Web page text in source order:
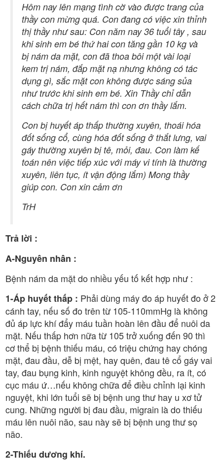
Hôm nay lên mạng tình cờ vào được trang của
thầy con mừng quá. Con đang có việc xin thỉnh
thị thầy như sau: Con năm nay 36 tuổi tây , sau
khi sinh em bé thứ hai con tăng gần 10 kg và
bị nám da mặt, con đã thoa bôi một vài loại
kem trị nám, đắp mặt nạ nhưng không có tác
dụng gì, sắc mặt con không được sáng sủa
như trước khi sinh em bé. Xin Thầy chỉ dẫn
cách chữa trị hết nám thì con ơn thầy lắm.
Con bị huyết áp thấp thường xuyên, thoái hóa
đốt sống cổ, cùng hóa đốt sống ở thắt lưng, vai
gáy thường xuyên bị tê, mỏi, đau. Con làm kế
toán nên việc tiếp xúc với máy vi tính là thường
xuyên, liên tục, ít vận động lắm) Mong thầy
giúp con. Con xin cảm ơn
TrH
Trả lời :
A-Nguyên nhân :
Bệnh nám da mặt do nhiều yếu tố kết hợp như :
1-Áp huyết thấp : Phải dùng máy đo áp huyết đo ở 2
cánh tay, nếu số đo trên từ 105-110mmHg là không
đủ áp lực khí đẩy máu tuần hoàn lên đầu để nuôi da
mặt. Nếu thấp hơn nữa từ 105 trở xuống đến 90 thì
cơ thể bị bệnh thiếu máu, có triệu chứng hay chóng
mặt, đau đầu, dễ bị mệt, hay quên, đau tê cổ gáy vai
tay, đau bụng kinh, kinh nguyệt không đều, ra ít, có
cục máu ứ…nếu không chữa để điều chỉnh lại kinh
nguyệt, khi lớn tuổi sẽ bị bệnh ung thư hay u xơ tử
cung. Những người bị đau đầu, migrain là do thiếu
máu lên nuôi não, sau này sẽ bị bệnh ung thư sọ
não.
2-Thiếu dương khí.